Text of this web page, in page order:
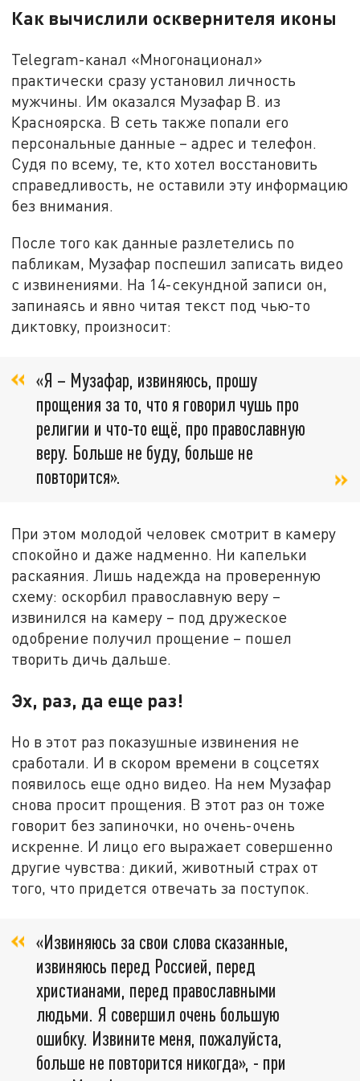
Как вычислили осквернителя иконы
Telegram-канал «Многонационал»
практически сразу установил личность
мужчины. Им оказался Музафар В. из
Красноярска. В сеть также попали его
персональные данные – адрес и телефон.
Судя по всему, те, кто хотел восстановить
справедливость, не оставили эту информацию
без внимания.
После того как данные разлетелись по
пабликам, Музафар поспешил записать видео
с извинениями. На 14-секундной записи он,
запинаясь и явно читая текст под чью-то
диктовку, произносит:
«Я – Музафар, извиняюсь, прошу
прощения за то, что я говорил чушь про
религии и что-то ещё, про православную
веру. Больше не буду, больше не
повторится».
При этом молодой человек смотрит в камеру
спокойно и даже надменно. Ни капельки
раскаяния. Лишь надежда на проверенную
схему: оскорбил православную веру –
извинился на камеру – под дружеское
одобрение получил прощение – пошел
творить дичь дальше.
Эх, раз, да еще раз!
Но в этот раз показушные извинения не
сработали. И в скором времени в соцсетях
появилось еще одно видео. На нем Музафар
снова просит прощения. В этот раз он тоже
говорит без запиночки, но очень-очень
искренне. И лицо его выражает совершенно
другие чувства: дикий, животный страх от
того, что придется отвечать за поступок.
«Извиняюсь за свои слова сказанные,
извиняюсь перед Россией, перед
христианами, перед православными
людьми. Я совершил очень большую
ошибку. Извините меня, пожалуйста,
больше не повторится никогда», - при